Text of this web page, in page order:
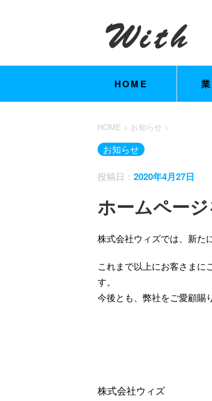
HOME
HOME > お知らせ >
お知らせ
投稿日： 2020年4月27日
ホームページ
株式会社ウィズでは、新た
これまで以上にお客さまに
す。
今後とも、弊社をご愛顧賜
株式会社ウィズ